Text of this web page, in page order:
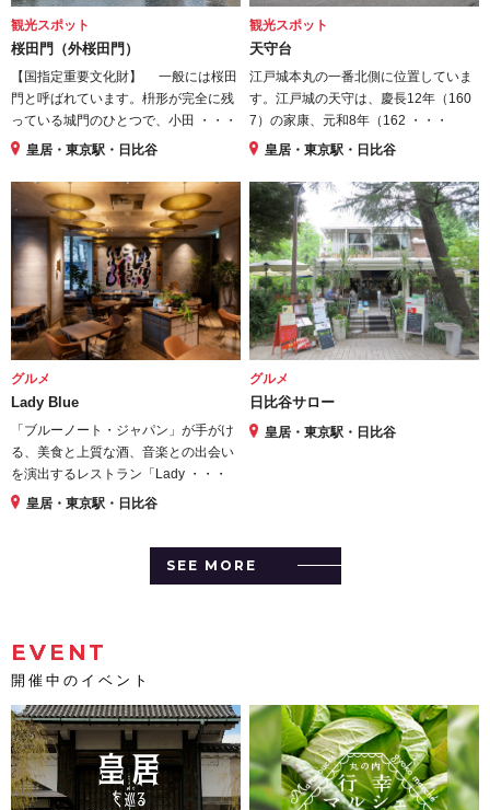
観光スポット
桜田門（外桜田門）
【国指定重要文化財】 一般には桜田
門と呼ばれています。枡形が完全に残
っている城門のひとつで、小田 ・・・
皇居・東京駅・日比谷
観光スポット
天守台
江戸城本丸の一番北側に位置していま
す。江戸城の天守は、慶長12年（160
7）の家康、元和8年（162 ・・・
皇居・東京駅・日比谷
グルメ
Lady Blue
「ブルーノート・ジャパン」が手がけ
る、美食と上質な酒、音楽との出会い
を演出するレストラン「Lady ・・・
皇居・東京駅・日比谷
グルメ
日比谷サロー
皇居・東京駅・日比谷
SEE MORE
EVENT
開催中のイベント